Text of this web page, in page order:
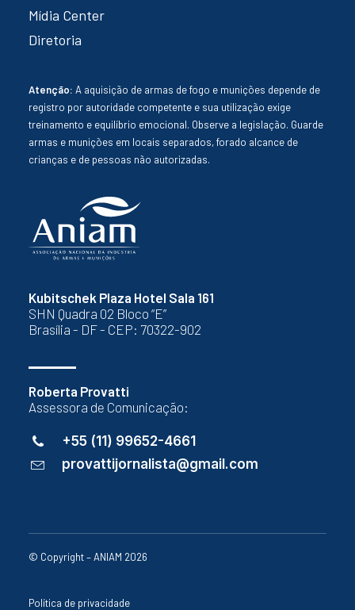
Kubitschek Plaza Hotel Sala 161
SHN Quadra 02 Bloco “E”
Brasília - DF - CEP: 70322-902
Roberta Provatti
Assessora de Comunicação:
+55 (11) 99652-4661
provattijornalista@gmail.com
Mídia Center
Diretoria
Atenção: A aquisição de armas de fogo e munições depende de
registro por autoridade competente e sua utilização exige
treinamento e equilíbrio emocional. Observe a legislação. Guarde
armas e munições em locais separados, forado alcance de
crianças e de pessoas não autorizadas.
© Copyright – ANIAM 2026
Política de privacidade